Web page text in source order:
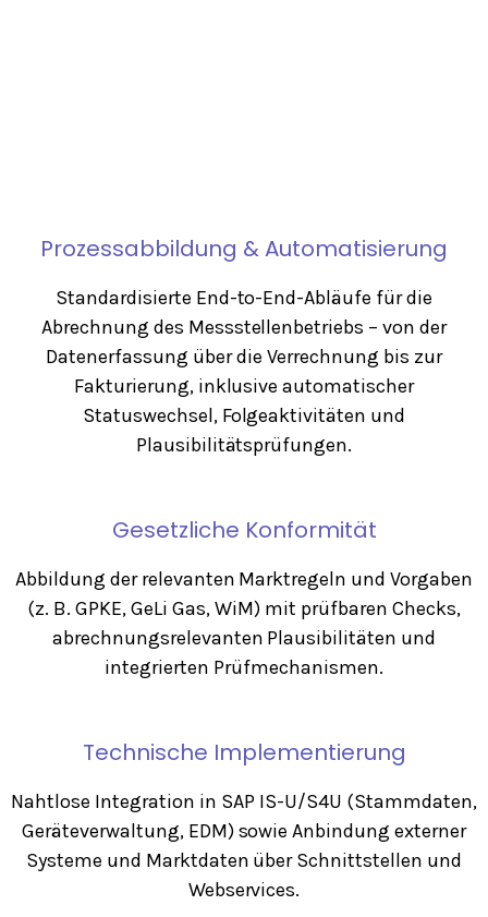
Prozessabbildung & Automatisierung
Standardisierte End-to-End-Abläufe für die
Abrechnung des Messstellenbetriebs – von der
Datenerfassung über die Verrechnung bis zur
Fakturierung, inklusive automatischer
Statuswechsel, Folgeaktivitäten und
Plausibilitätsprüfungen.
Gesetzliche Konformität
Abbildung der relevanten Marktregeln und Vorgaben
(z. B. GPKE, GeLi Gas, WiM) mit prüfbaren Checks,
abrechnungsrelevanten Plausibilitäten und
integrierten Prüfmechanismen.
Technische Implementierung
Nahtlose Integration in SAP IS-U/S4U (Stammdaten,
Geräteverwaltung, EDM) sowie Anbindung externer
Systeme und Marktdaten über Schnittstellen und
Webservices.